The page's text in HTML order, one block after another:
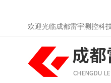
欢迎光临成都雷宇测控科